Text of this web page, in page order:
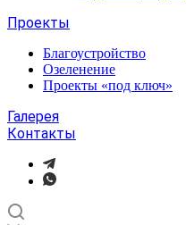
Проекты
Благоустройство
Озеленение
Проекты «под ключ»
Галерея
Контакты